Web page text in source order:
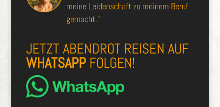
meine Leidenschaft zu meinem Beruf
gemacht."
JETZT ABENDROT REISEN AUF
WHATSAPPFOLGEN!